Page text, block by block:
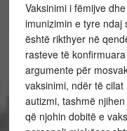
Vaksinimi i fëmijve
imunizimin e tyre ndaj
është rikthyer në
rasteve të
argumente për
vaksinimi, ndër të
autizmi, tashmë njihen
që njohin dobitë e